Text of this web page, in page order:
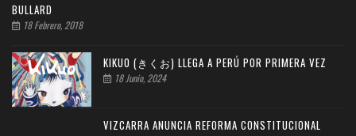
BULLARD
18 Febrero, 2018
KIKUO (きくお) LLEGA A PERÚ POR PRIMERA VEZ
18 Junio, 2024
VIZCARRA ANUNCIA REFORMA CONSTITUCIONAL